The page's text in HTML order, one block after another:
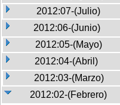
2012:07-(Julio)
2012:06-(Junio)
2012:05-(Mayo)
2012:04-(Abril)
2012:03-(Marzo)
2012:02-(Febrero)